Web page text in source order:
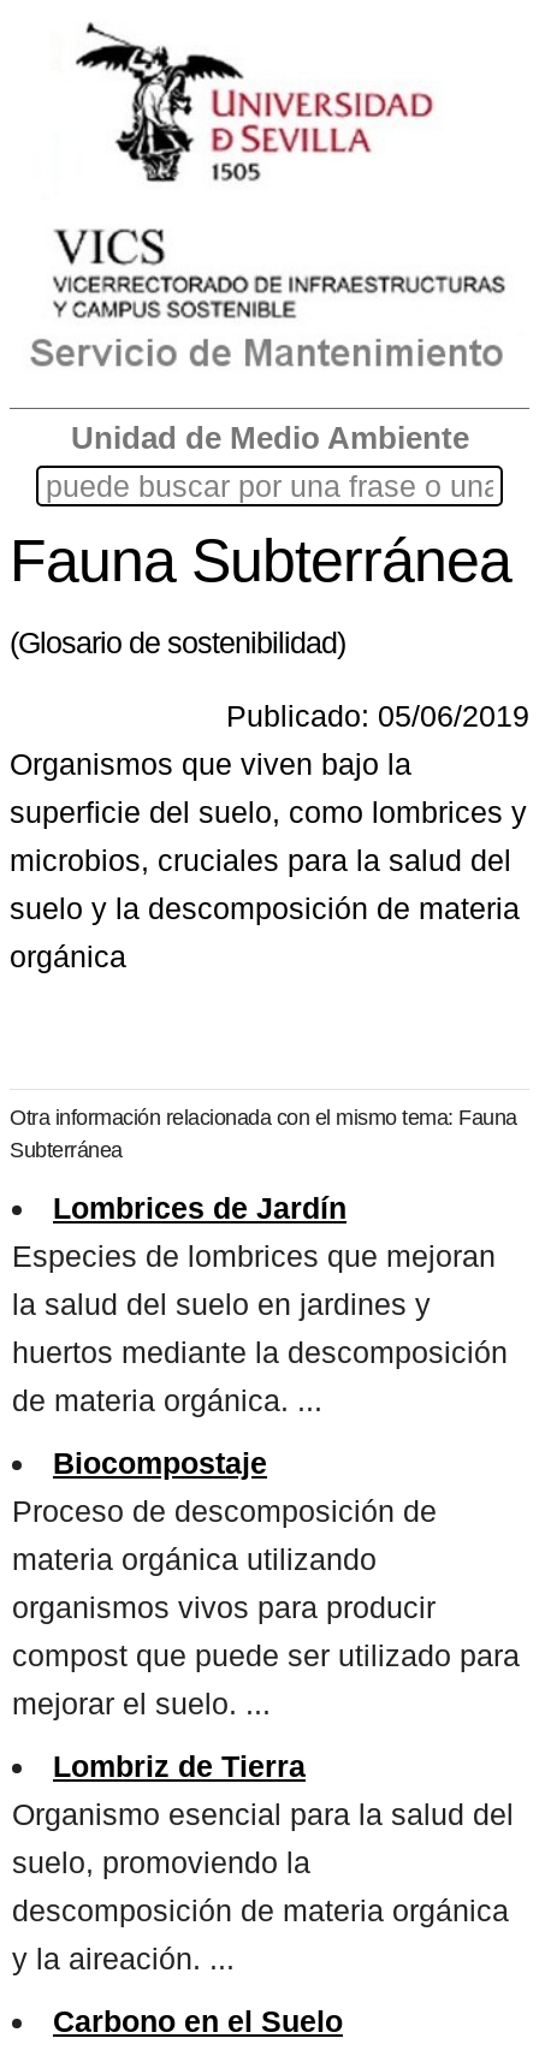
Unidad de Medio Ambiente
Fauna Subterránea
(Glosario de sostenibilidad)
Publicado: 05/06/2019
Organismos que viven bajo la
superficie del suelo, como lombrices y
microbios, cruciales para la salud del
suelo y la descomposición de materia
orgánica
Otra información relacionada con el mismo tema: Fauna
Subterránea
Lombrices de Jardín
Especies de lombrices que mejoran
la salud del suelo en jardines y
huertos mediante la descomposición
de materia orgánica. ...
Biocompostaje
Proceso de descomposición de
materia orgánica utilizando
organismos vivos para producir
compost que puede ser utilizado para
mejorar el suelo. ...
Lombriz de Tierra
Organismo esencial para la salud del
suelo, promoviendo la
descomposición de materia orgánica
y la aireación. ...
Carbono en el Suelo